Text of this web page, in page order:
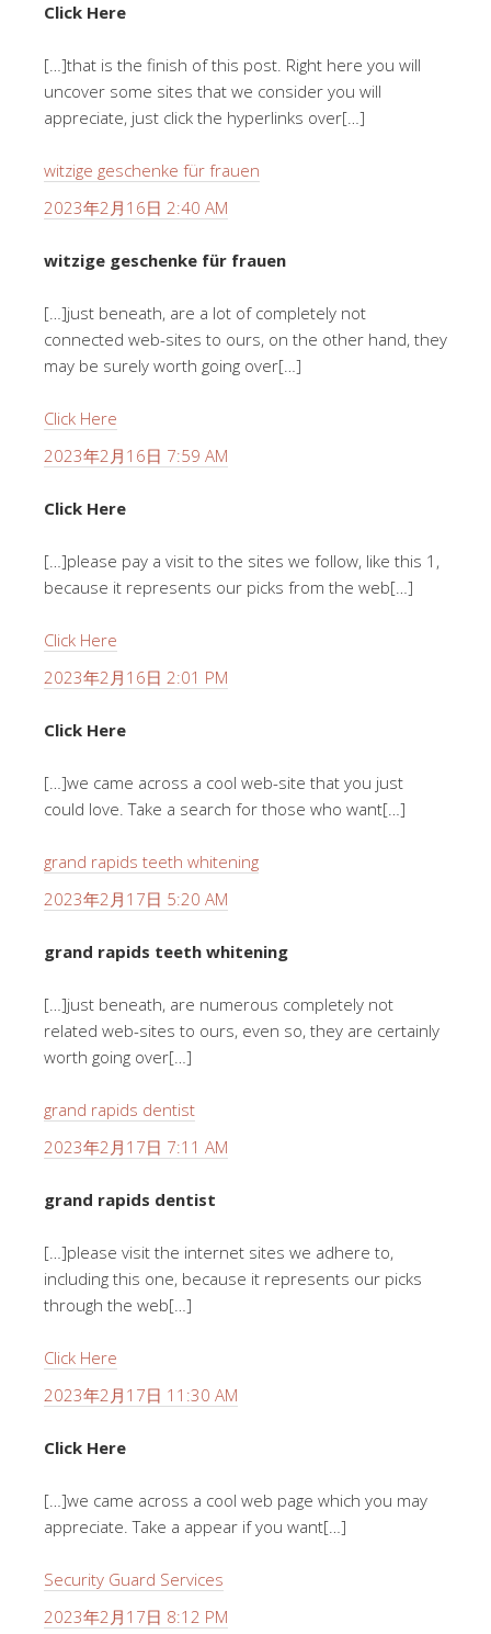
Click Here
[…]that is the finish of this post. Right here you will
uncover some sites that we consider you will
appreciate, just click the hyperlinks over[…]
witzige geschenke für frauen
2023年2月16日 2:40 AM
witzige geschenke für frauen
[…]just beneath, are a lot of completely not
connected web-sites to ours, on the other hand, they
may be surely worth going over[…]
Click Here
2023年2月16日 7:59 AM
Click Here
[…]please pay a visit to the sites we follow, like this 1,
because it represents our picks from the web[…]
Click Here
2023年2月16日 2:01 PM
Click Here
[…]we came across a cool web-site that you just
could love. Take a search for those who want[…]
grand rapids teeth whitening
2023年2月17日 5:20 AM
grand rapids teeth whitening
[…]just beneath, are numerous completely not
related web-sites to ours, even so, they are certainly
worth going over[…]
grand rapids dentist
2023年2月17日 7:11 AM
grand rapids dentist
[…]please visit the internet sites we adhere to,
including this one, because it represents our picks
through the web[…]
Click Here
2023年2月17日 11:30 AM
Click Here
[…]we came across a cool web page which you may
appreciate. Take a appear if you want[…]
Security Guard Services
2023年2月17日 8:12 PM